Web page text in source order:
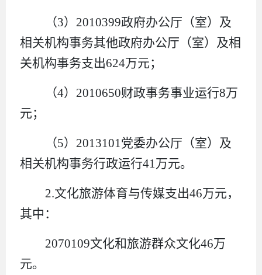
（3） 2010399政府办公厅（室）及
相关机构事务其他政府办公厅（室）及相
关机构事务支出624万元；
（4） 2010650财政事务事业运行8万
元；
（5） 2013101 党委办公厅（室）及
相关机构事务行政运行41 万元。
2.文化旅游体育与传媒支出46万元，
其中：
2070109文化和旅游群众文化46万
元。